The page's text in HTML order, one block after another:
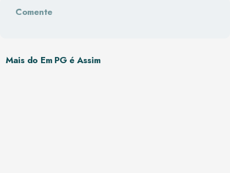
Comente
Mais do Em PG é Assim